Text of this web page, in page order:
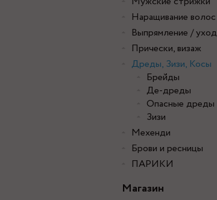
Наращивание волос
Выпрямление / уход
Прически, визаж
Дреды, Зизи, Косы
Брейды
Де-дреды
Опасные дреды
Зизи
Мехенди
Брови и ресницы
ПАРИКИ
Магазин